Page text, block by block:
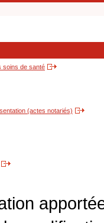
soins de santé
(actes notariés)